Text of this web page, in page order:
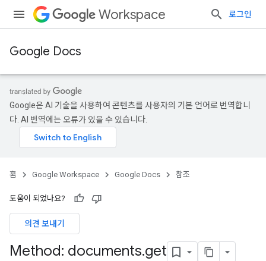
Workspace 로그인
Google Docs
Google은 AI 기술을 사용하여 콘텐츠를 사용자의 기본 언어로 번역합니
다. AI 번역에는 오류가 있을 수 있습니다.
홈 Google Workspace Google Docs 참조
도움이 되었나요?
의견 보내기
Method: documents.get